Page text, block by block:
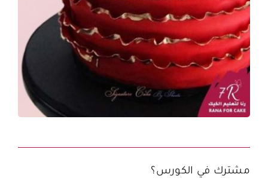
مشترك في الكورس؟